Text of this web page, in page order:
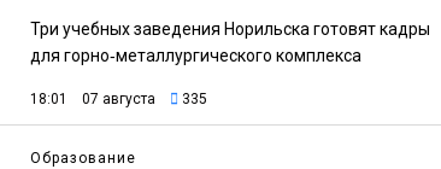
Три учебных заведения Норильска готовят кадры
для горно‑металлургического комплекса
18:01 07 августа 335
Образование